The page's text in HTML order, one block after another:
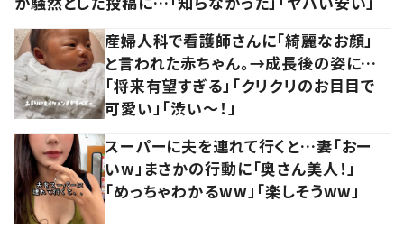
産婦人科で看護師さんに「綺麗なお顔」
と言われた赤ちゃん。→成長後の姿に…
「将来有望すぎる」「クリクリのお目目で
可愛い」「渋い～！」
スーパーに夫を連れて行くと…妻「おー
いw」まさかの行動に「奥さん美人！」
「めっちゃわかるww」「楽しそうww」